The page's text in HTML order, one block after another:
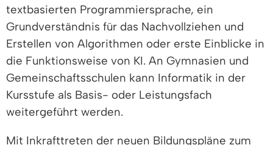
textbasierten Programmiersprache, ein
Grundverständnis für das Nachvollziehen und
Erstellen von Algorithmen oder erste Einblicke in
die Funktionsweise von KI. An Gymnasien und
Gemeinschaftsschulen kann Informatik in der
Kursstufe als Basis- oder Leistungsfach
weitergeführt werden.
Mit Inkrafttreten der neuen Bildungspläne zum